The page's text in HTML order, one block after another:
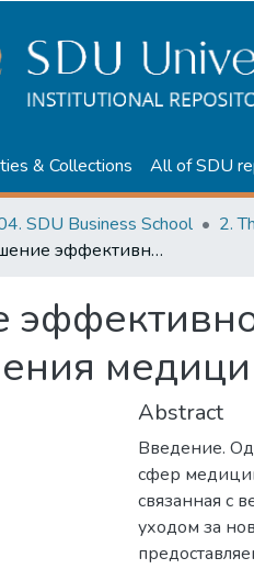
& Collections All of SDU
SDU Business School
2.
Повышение эффективности качества предоставления медицинских услуг
Abstract
Введение.
сфер
связанная с
уходом за